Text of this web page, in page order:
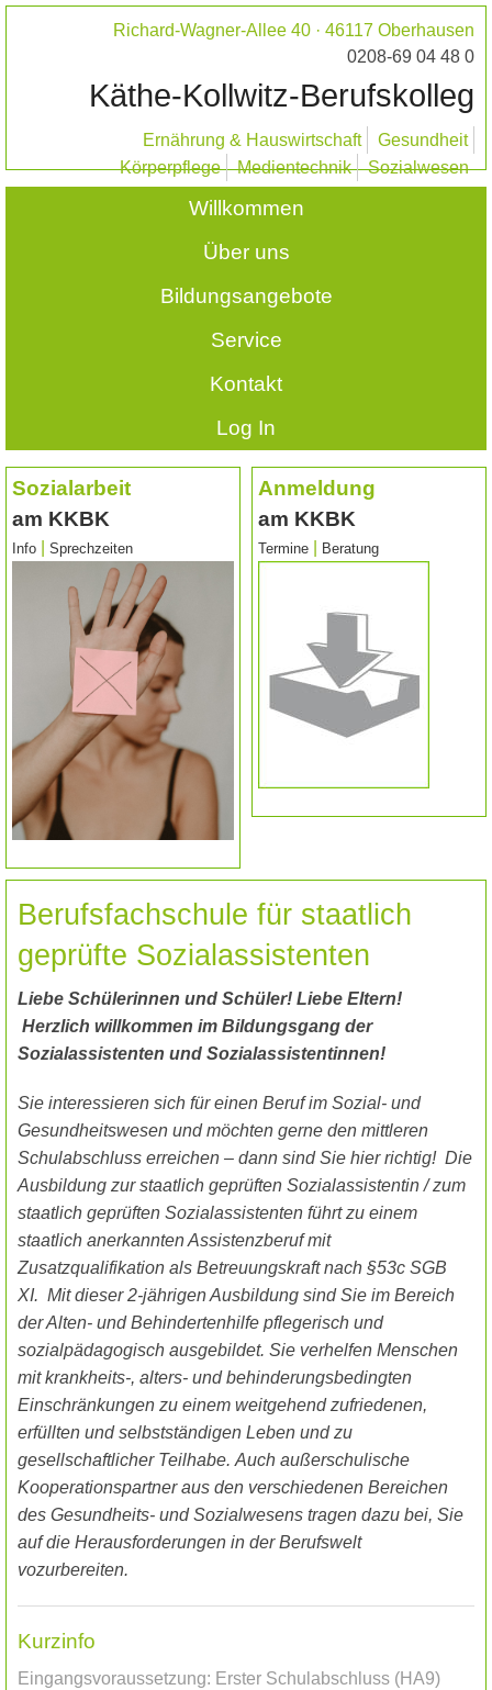
Richard-Wagner-Allee 40 · 46117 Oberhausen
0208-69 04 48 0
Käthe-Kollwitz-Berufskolleg
Ernährung & Hauswirtschaft
Gesundheit
Körperpflege
Medientechnik Sozialwesen
Willkommen
Über uns
Bildungsangebote
Service
Kontakt
Log In
Sozialarbeit
am KKBK
Info Sprechzeiten
Anmeldung
am KKBK
Termine Beratung
Berufsfachschule für staatlich
geprüfte Sozialassistenten
Liebe Schülerinnen und Schüler! Liebe Eltern!
Herzlich willkommen im Bildungsgang der
Sozialassistenten und Sozialassistentinnen!
Sie interessieren sich für einen Beruf im Sozial- und
Gesundheitswesen und möchten gerne den mittleren
Schulabschluss erreichen – dann sind Sie hier richtig! Die
Ausbildung zur staatlich geprüften Sozialassistentin / zum
staatlich geprüften Sozialassistenten führt zu einem
staatlich anerkannten Assistenzberuf mit
Zusatzqualifikation als Betreuungskraft nach §53c SGB
XI. Mit dieser 2-jährigen Ausbildung sind Sie im Bereich
der Alten- und Behindertenhilfe pflegerisch und
sozialpädagogisch ausgebildet. Sie verhelfen Menschen
mit krankheits-, alters- und behinderungsbedingten
Einschränkungen zu einem weitgehend zufriedenen,
erfüllten und selbstständigen Leben und zu
gesellschaftlicher Teilhabe. Auch außerschulische
Kooperationspartner aus den verschiedenen Bereichen
des Gesundheits- und Sozialwesens tragen dazu bei, Sie
auf die Herausforderungen in der Berufswelt
vozurbereiten.
Kurzinfo
Eingangsvoraussetzung: Erster Schulabschluss (HA9)